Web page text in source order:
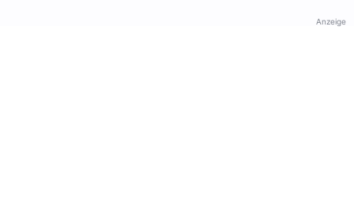
Anzeige